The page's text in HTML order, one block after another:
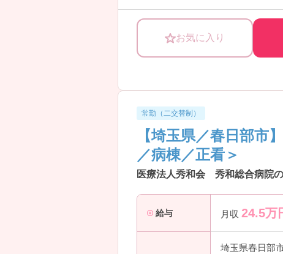
導入し、中途職員へのサポート体制
の環境です。
ご興味のある方は、詳細をお伝えし
お気に入り
常勤（二交替制）
【埼玉県／春日部
／病棟／正看＞
医療法人秀和会 秀和総合病院
給与 月収 24.5万
埼玉県春日部